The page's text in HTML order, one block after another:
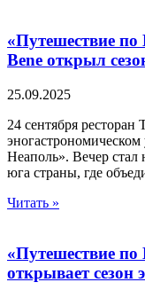
«Путешествие
Bene открыл
25.09.2025
24 сентября ресторан
Неаполь». Вечер
юга страны, где
Читать »
«Путешествие
открывает сезон